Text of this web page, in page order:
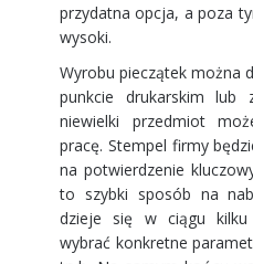
przydatna opcja, a poza
wysoki.
Wyrobu pieczątek można
punkcie drukarskim lub
niewielki przedmiot
pracę. Stempel firmy
na potwierdzenie
to szybki sposób na
dzieje się w ciągu
wybrać konkretne